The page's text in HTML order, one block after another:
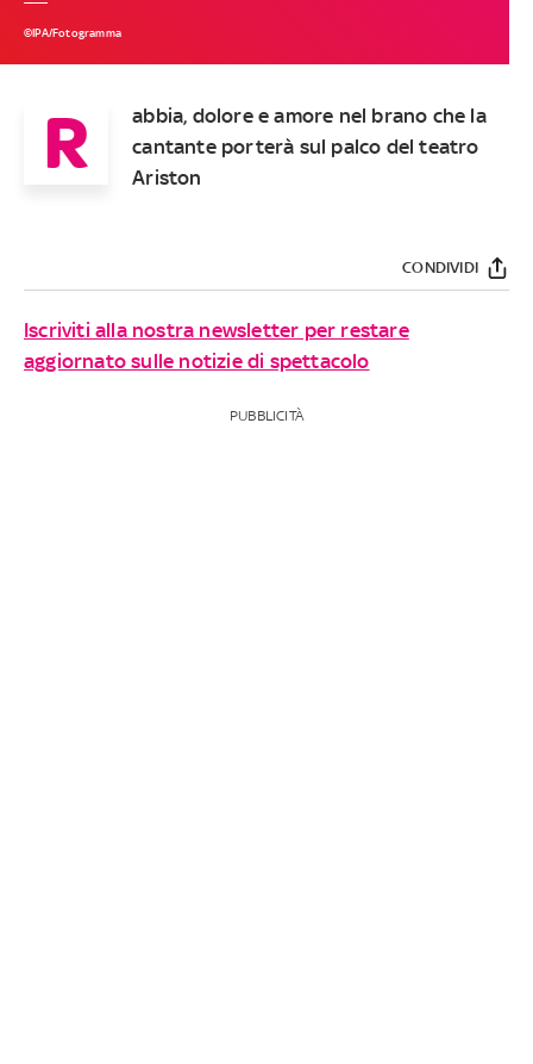
©IPA/Fotogramma
R
abbia, dolore e amore nel brano che la
cantante porterà sul palco del teatro
Ariston
CONDIVIDI
Iscriviti alla nostra newsletter per restare
aggiornato sulle notizie di spettacolo
PUBBLICITÀ